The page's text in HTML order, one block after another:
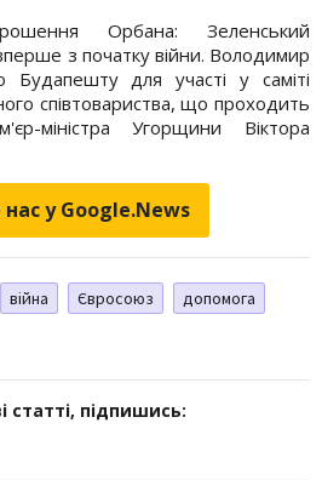
Орбана: Зеленський
з початку війни. Володимир
для участі у саміті
співтовариства, що проходить
міністра Угорщини Віктора
у Google.News
війна Євросоюз
допомога
статті, підпишись: